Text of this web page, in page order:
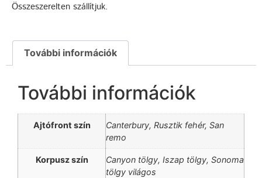
Összeszerelten szállítjuk.
További információk
További információk
Ajtófront szín
Canterbury, Rusztik fehér, San
remo
Korpusz szín
Canyon tölgy, Iszap tölgy, Sonoma
tölgy világos